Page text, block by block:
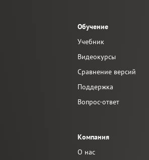
Обучение
Учебник
Видеокурсы
Сравнение версий
Поддержка
Вопрос-ответ
Компания
О нас